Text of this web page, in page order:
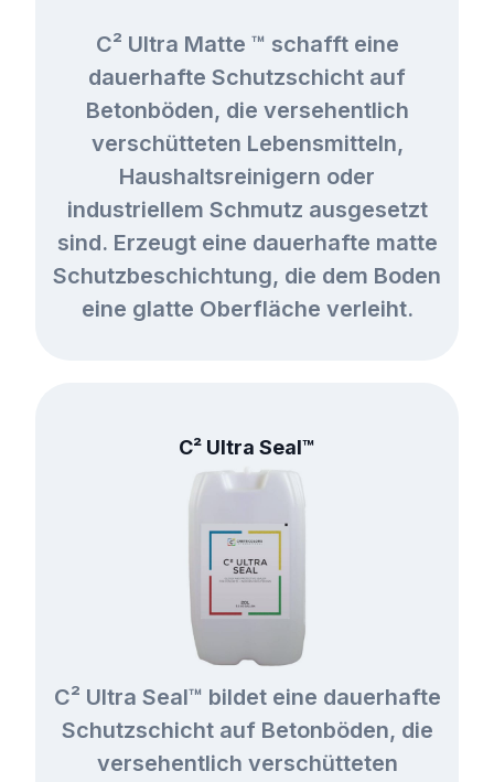
C² Ultra Matte ™ schafft eine
dauerhafte Schutzschicht auf
Betonböden, die versehentlich
verschütteten Lebensmitteln,
Haushaltsreinigern oder
industriellem Schmutz ausgesetzt
sind. Erzeugt eine dauerhafte matte
Schutzbeschichtung, die dem Boden
eine glatte Oberfläche verleiht.
C² Ultra Seal™
C² Ultra Seal™ bildet eine dauerhafte
Schutzschicht auf Betonböden, die
versehentlich verschütteten